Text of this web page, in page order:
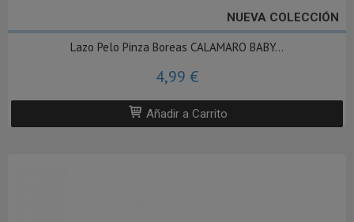
NUEVA COLECCIÓN
Lazo Pelo Pinza Boreas CALAMARO BABY...
4,99 €
Añadir a Carrito